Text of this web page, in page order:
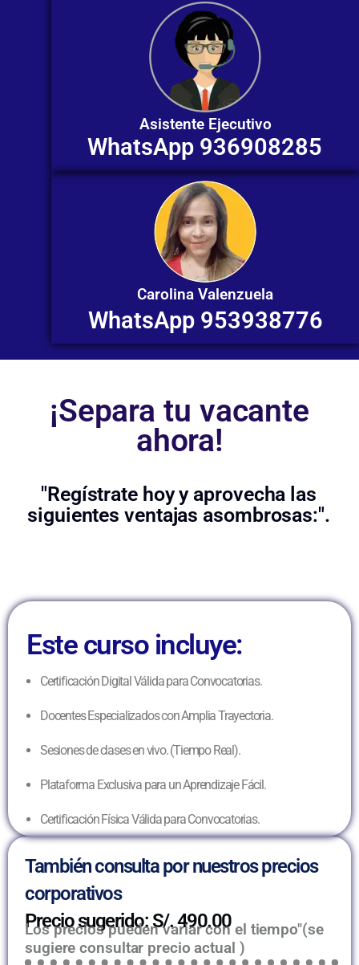
Asistente Ejecutivo
WhatsApp 936908285
Carolina Valenzuela
WhatsApp 953938776
¡Separa tu vacante
ahora!
"Regístrate hoy y aprovecha las
siguientes ventajas asombrosas:".
Este curso incluye:
Certificación Digital Válida para Convocatorias.
Docentes Especializados con Amplia Trayectoria.
Sesiones de clases en vivo. (Tiempo Real).
Plataforma Exclusiva para un Aprendizaje Fácil.
Certificación Física Válida para Convocatorias.
También consulta por nuestros precios
corporativos
Precio sugerido: S/. 490.00
Los precios pueden variar con el tiempo"(se
sugiere consultar precio actual )